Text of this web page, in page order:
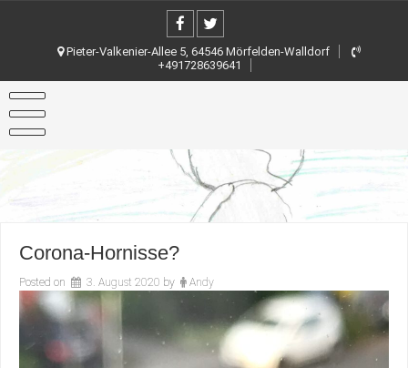
Pieter-Valkenier-Allee 5, 64546 Mörfelden-Walldorf
+491728639641
Corona-Hornisse?
Posted on 3. August 2020 by Andy